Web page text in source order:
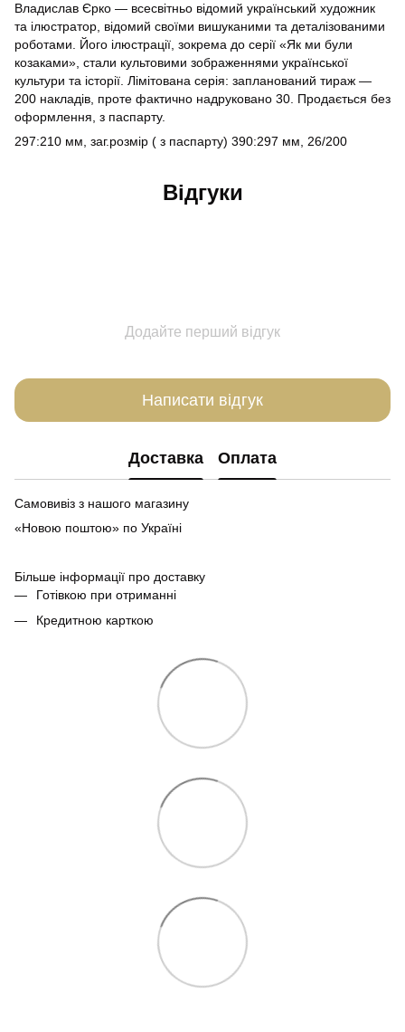
Владислав Єрко — всесвітньо відомий український художник
та ілюстратор, відомий своїми вишуканими та деталізованими
роботами. Його ілюстрації, зокрема до серії «Як ми були
козаками», стали культовими зображеннями української
культури та історії. Лімітована серія: запланований тираж —
200 накладів, проте фактично надруковано 30. Продається без
оформлення, з паспарту.
297:210 мм, заг.розмір ( з паспарту) 390:297 мм, 26/200
Відгуки
Додайте перший відгук
Написати відгук
Доставка Оплата
Самовивіз з нашого магазину
«Новою поштою» по Україні
Більше інформації про доставку
Готівкою при отриманні
Кредитною карткою